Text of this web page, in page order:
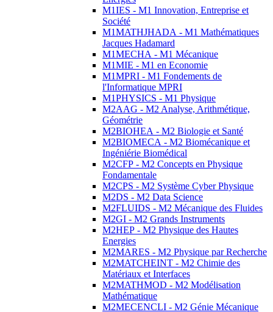
M1IES - M1 Innovation, Entreprise et
Société
M1MATHJHADA - M1 Mathématiques
Jacques Hadamard
M1MECHA - M1 Mécanique
M1MIE - M1 en Economie
M1MPRI - M1 Fondements de
l'Informatique MPRI
M1PHYSICS - M1 Physique
M2AAG - M2 Analyse, Arithmétique,
Géométrie
M2BIOHEA - M2 Biologie et Santé
M2BIOMECA - M2 Biomécanique et
Ingéniérie Biomédical
M2CFP - M2 Concepts en Physique
Fondamentale
M2CPS - M2 Système Cyber Physique
M2DS - M2 Data Science
M2FLUIDS - M2 Mécanique des Fluides
M2GI - M2 Grands Instruments
M2HEP - M2 Physique des Hautes
Energies
M2MARES - M2 Physique par Recherche
M2MATCHEINT - M2 Chimie des
Matériaux et Interfaces
M2MATHMOD - M2 Modélisation
Mathématique
M2MECENCLI - M2 Génie Mécanique